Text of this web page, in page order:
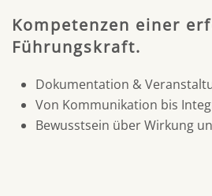
Kompetenzen einer
Führungskraft.
Dokumentation &
Von Kommunikation bis
Bewusstsein über Wirkung